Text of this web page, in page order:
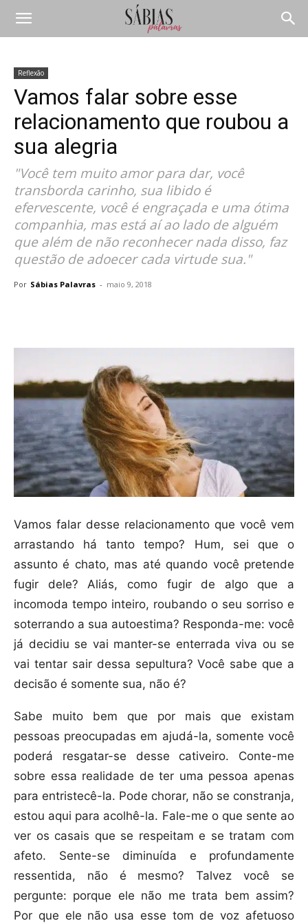
Reflexão
Vamos falar sobre esse
relacionamento que roubou a
sua alegria
"Você tem muito amor para dar, você
transborda carinho, sua libido é
efervescente, você é engraçada e uma ótima
companhia, mas está aí ao lado de alguém
que além de não reconhecer nada disso, faz
questão de adoecer cada virtude sua."
Por Sábias Palavras - maio 9, 2018
Vamos falar desse relacionamento que você vem
arrastando há tanto tempo? Hum, sei que o
assunto é chato, mas até quando você pretende
fugir dele? Aliás, como fugir de algo que a
incomoda tempo inteiro, roubando o seu sorriso e
soterrando a sua autoestima? Responda-me: você
já decidiu se vai manter-se enterrada viva ou se
vai tentar sair dessa sepultura? Você sabe que a
decisão é somente sua, não é?
Sabe muito bem que por mais que existam
pessoas preocupadas em ajudá-la, somente você
poderá resgatar-se desse cativeiro. Conte-me
sobre essa realidade de ter uma pessoa apenas
para entristecê-la. Pode chorar, não se constranja,
estou aqui para acolhê-la. Fale-me o que sente ao
ver os casais que se respeitam e se tratam com
afeto. Sente-se diminuída e profundamente
ressentida, não é mesmo? Talvez você se
pergunte: porque ele não me trata bem assim?
Por que ele não usa esse tom de voz afetuoso